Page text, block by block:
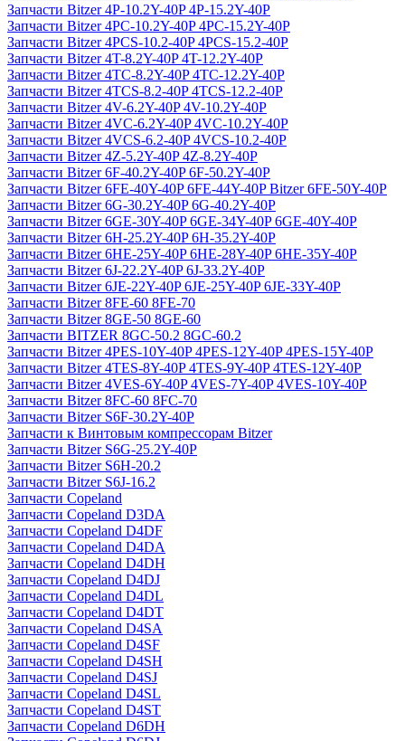
Запчасти Bitzer 4P-10.2Y-40P 4P-15.2Y-40P
Запчасти Bitzer 4PC-10.2Y-40P 4PC-15.2Y-40P
Запчасти Bitzer 4PCS-10.2-40P 4PCS-15.2-40P
Запчасти Bitzer 4T-8.2Y-40P 4T-12.2Y-40P
Запчасти Bitzer 4TC-8.2Y-40P 4TC-12.2Y-40P
Запчасти Bitzer 4TCS-8.2-40P 4TCS-12.2-40P
Запчасти Bitzer 4V-6.2Y-40P 4V-10.2Y-40P
Запчасти Bitzer 4VC-6.2Y-40P 4VC-10.2Y-40P
Запчасти Bitzer 4VCS-6.2-40P 4VCS-10.2-40P
Запчасти Bitzer 4Z-5.2Y-40P 4Z-8.2Y-40P
Запчасти Bitzer 6F-40.2Y-40P 6F-50.2Y-40P
Запчасти Bitzer 6FE-40Y-40P 6FE-44Y-40P Bitzer 6FE-50Y-40P
Запчасти Bitzer 6G-30.2Y-40P 6G-40.2Y-40P
Запчасти Bitzer 6GE-30Y-40P 6GE-34Y-40P 6GE-40Y-40P
Запчасти Bitzer 6H-25.2Y-40P 6H-35.2Y-40P
Запчасти Bitzer 6HE-25Y-40P 6HE-28Y-40P 6HE-35Y-40P
Запчасти Bitzer 6J-22.2Y-40P 6J-33.2Y-40P
Запчасти Bitzer 6JE-22Y-40P 6JE-25Y-40P 6JE-33Y-40P
Запчасти Bitzer 8FE-60 8FE-70
Запчасти Bitzer 8GE-50 8GE-60
Запчасти BITZER 8GC-50.2 8GC-60.2
Запчасти Bitzer 4PES-10Y-40P 4PES-12Y-40P 4PES-15Y-40P
Запчасти Bitzer 4TES-8Y-40P 4TES-9Y-40P 4TES-12Y-40P
Запчасти Bitzer 4VES-6Y-40P 4VES-7Y-40P 4VES-10Y-40P
Запчасти Bitzer 8FC-60 8FC-70
Запчасти Bitzer S6F-30.2Y-40P
Запчасти к Винтовым компрессорам Bitzer
Запчасти Bitzer S6G-25.2Y-40P
Запчасти Bitzer S6H-20.2
Запчасти Bitzer S6J-16.2
Запчасти Copeland
Запчасти Copeland D3DA
Запчасти Copeland D4DF
Запчасти Copeland D4DA
Запчасти Copeland D4DH
Запчасти Copeland D4DJ
Запчасти Copeland D4DL
Запчасти Copeland D4DT
Запчасти Copeland D4SA
Запчасти Copeland D4SF
Запчасти Copeland D4SH
Запчасти Copeland D4SJ
Запчасти Copeland D4SL
Запчасти Copeland D4ST
Запчасти Copeland D6DH